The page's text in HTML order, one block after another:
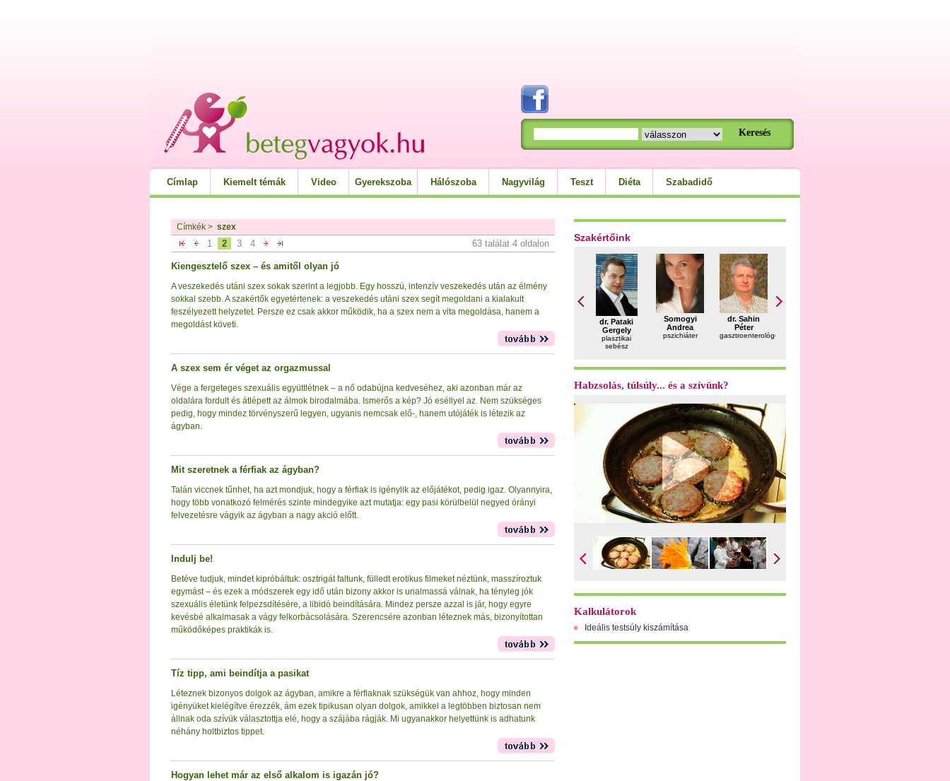
Címlap Kiemelt témák Video Gyerekszoba Hálószoba Nagyvilág Teszt Diéta Szabadidő
Címkék > szex
1 2 3 4 63 találat 4 oldalon
Kiengesztelő szex – és amitől olyan jó
A veszekedés utáni szex sokak szerint a legjobb. Egy hosszú, intenzív veszekedés után az élmény
sokkal szebb. A szakértők egyetértenek: a veszekedés utáni szex segít megoldani a kialakult
feszélyezett helyzetet. Persze ez csak akkor működik, ha a szex nem a vita megoldása, hanem a
megoldást követi.
A szex sem ér véget az orgazmussal
Vége a fergeteges szexuális együttlétnek – a nő odabújna kedveséhez, aki azonban már az
oldalára fordult és átlépett az álmok birodalmába. Ismerős a kép? Jó eséllyel az. Nem szükséges
pedig, hogy mindez törvényszerű legyen, ugyanis nemcsak elő-, hanem utójáték is létezik az
ágyban.
Mit szeretnek a férfiak az ágyban?
Talán viccnek tűnhet, ha azt mondjuk, hogy a férfiak is igénylik az előjátékot, pedig igaz. Olyannyira,
hogy több vonatkozó felmérés szinte mindegyike azt mutatja: egy pasi körülbelül negyed órányi
felvezetésre vágyik az ágyban a nagy akció előtt.
Indulj be!
Betéve tudjuk, mindet kipróbáltuk: osztrigát faltunk, fülledt erotikus filmeket néztünk, masszíroztuk
egymást – és ezek a módszerek egy idő után bizony akkor is unalmassá válnak, ha tényleg jók
szexuális életünk felpezsdítésére, a libidó beindítására. Mindez persze azzal is jár, hogy egyre
kevésbé alkalmasak a vágy felkorbácsolására. Szerencsére azonban léteznek más, bizonyítottan
működőképes praktikák is.
Tíz tipp, ami beindítja a pasikat
Léteznek bizonyos dolgok az ágyban, amikre a férfiaknak szükségük van ahhoz, hogy minden
igényüket kielégítve érezzék, ám ezek tipikusan olyan dolgok, amikkel a legtöbben biztosan nem
állnak oda szívük választottja elé, hogy a szájába rágják. Mi ugyanakkor helyettünk is adhatunk
néhány holtbiztos tippet.
Hogyan lehet már az első alkalom is igazán jó?
Szakértőink
dr. Pataki
Gergely
plasztikai
sebész
Somogyi
Andrea
pszichiáter
dr. Sahin
Péter
gasztroenterológus
Habzsolás, túlsúly... és a szívünk?
Kalkulátorok
Ideális testsúly kiszámítása